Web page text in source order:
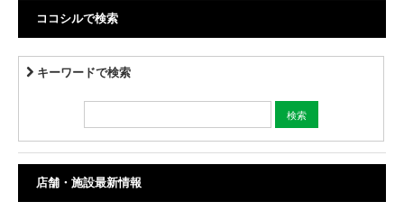
ココシルで検索
キーワードで検索
店舗・施設最新情報